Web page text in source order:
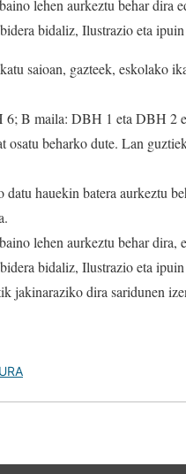
lehen aurkeztu behar dira
bidaliz, Ilustrazio eta
saioan, gazteek, eskolako
B maila: DBH 1 eta DBH 2
osatu beharko dute. Lan
hauekin batera aurkeztu
lehen aurkeztu behar
bidaliz, Ilustrazio eta
jakinaraziko dira saridunen